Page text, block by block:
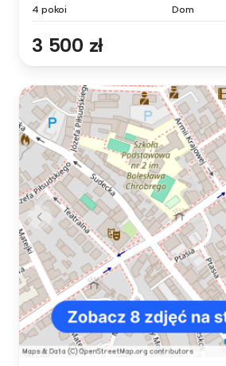
4 pokoi Dom
3 500 zł